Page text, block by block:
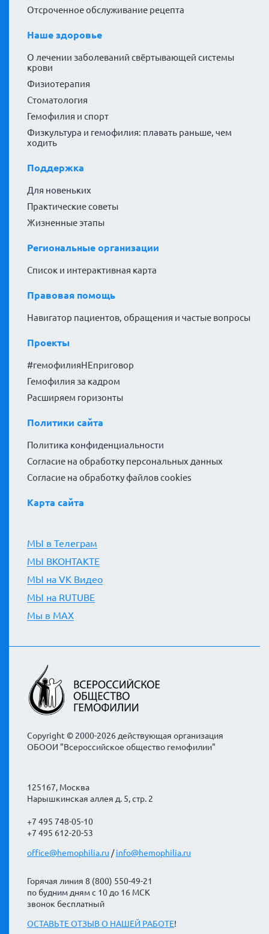
Отсроченное обслуживание рецепта
Наше здоровье
О лечении заболеваний свёртывающей системы
крови
Физиотерапия
Стоматология
Гемофилия и спорт
Физкультура и гемофилия: плавать раньше, чем
ходить
Поддержка
Для новеньких
Практические советы
Жизненные этапы
Региональные организации
Список и интерактивная карта
Правовая помощь
Навигатор пациентов, обращения и частые вопросы
Проекты
#гемофилияНЕприговор
Гемофилия за кадром
Расширяем горизонты
Политики сайта
Политика конфиденциальности
Согласие на обработку персональных данных
Согласие на обработку файлов cookies
Карта сайта
МЫ в Телеграм
МЫ ВКОНТАКТЕ
МЫ на VK Видео
МЫ на RUTUBE
Мы в MAX
Copyright © 2000-2026 действующая организация
ОБООИ "Всероссийское общество гемофилии"
125167, Москва
Нарышкинская аллея д. 5, стр. 2
+7 495 748-05-10
+7 495 612-20-53
office@hemophilia.ru /info@hemophilia.ru
Горячая линия 8 (800) 550-49-21
по будним дням с 10 до 16 МСК
звонок бесплатный
ОСТАВЬТЕ ОТЗЫВ О НАШЕЙ РАБОТЕ!